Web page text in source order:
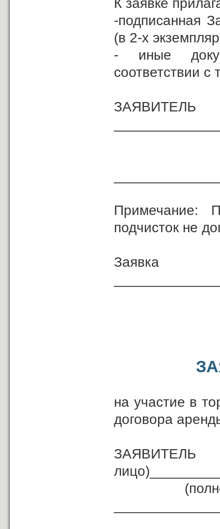
К заявке
-подписанная
(в 2-х
- иные
соответствии с
Примечание:
подчисток не
на участие в
договора
(полное